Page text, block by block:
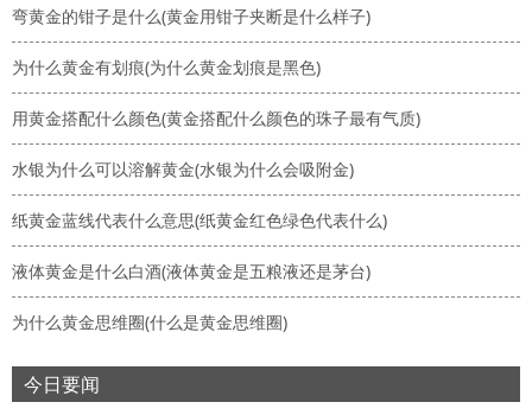
弯黄金的钳子是什么(黄金用钳子夹断是什么样子)
为什么黄金有划痕(为什么黄金划痕是黑色)
用黄金搭配什么颜色(黄金搭配什么颜色的珠子最有气质)
水银为什么可以溶解黄金(水银为什么会吸附金)
纸黄金蓝线代表什么意思(纸黄金红色绿色代表什么)
液体黄金是什么白酒(液体黄金是五粮液还是茅台)
为什么黄金思维圈(什么是黄金思维圈)
今日要闻